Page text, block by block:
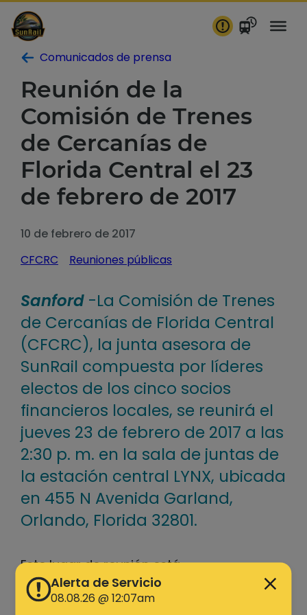
saltar
contenido
Alerta de Servicio
08.08.26 @ 12:07am
Comunicados de prensa
Reunión de la
Comisión de Trenes
de Cercanías de
Florida Central el 23
de febrero de 2017
10 de febrero de 2017
CFCRC
Reuniones públicas
Sanford -La Comisión de Trenes
de Cercanías de Florida Central
(CFCRC), la junta asesora de
SunRail compuesta por líderes
electos de los cinco socios
financieros locales, se reunirá el
jueves 23 de febrero de 2017 a las
2:30 p. m. en la sala de juntas de
la estación central LYNX, ubicada
en 455 N Avenida Garland,
Orlando, Florida 32801.
Este lugar de reunión está
convenientemente ubicado cerca de las
plataformas de la estación LYNX. Consulte